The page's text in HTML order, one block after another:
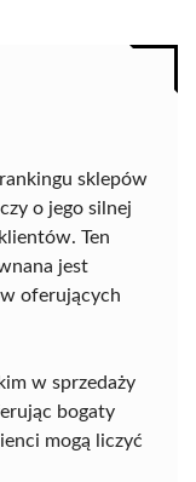
sklepów
o jego silnej
Ten
jest
oferujących
w sprzedaży
bogaty
mogą liczyć